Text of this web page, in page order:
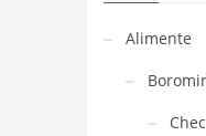
Alimente
Boromir
Chec